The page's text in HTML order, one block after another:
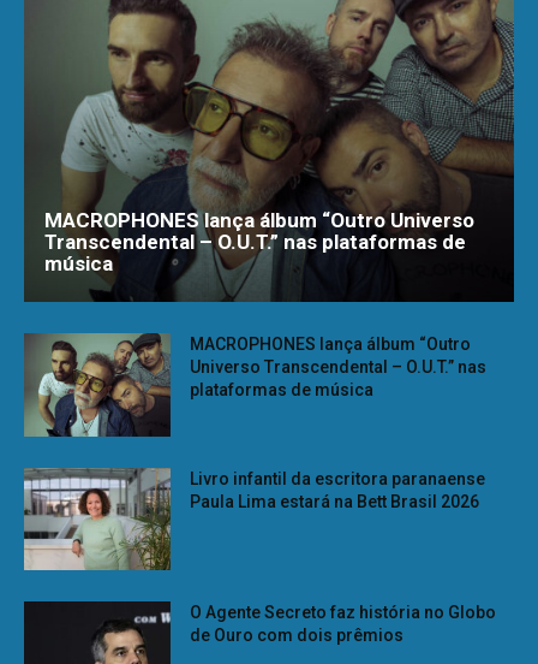
MACROPHONES lança álbum “Outro Universo
Transcendental – O.U.T.” nas plataformas de
música
MACROPHONES lança álbum “Outro
Universo Transcendental – O.U.T.” nas
plataformas de música
Livro infantil da escritora paranaense
Paula Lima estará na Bett Brasil 2026
O Agente Secreto faz história no Globo
de Ouro com dois prêmios